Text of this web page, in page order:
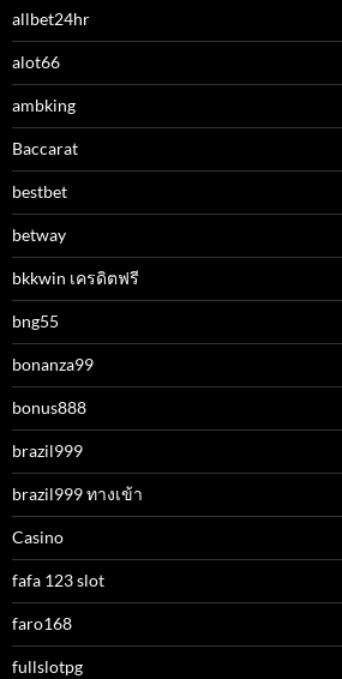
allbet24hr
alot66
ambking
Baccarat
bestbet
betway
bkkwin เครดิตฟรี
bng55
bonanza99
bonus888
brazil999
brazil999 ทางเข้า
Casino
fafa 123 slot
faro168
fullslotpg